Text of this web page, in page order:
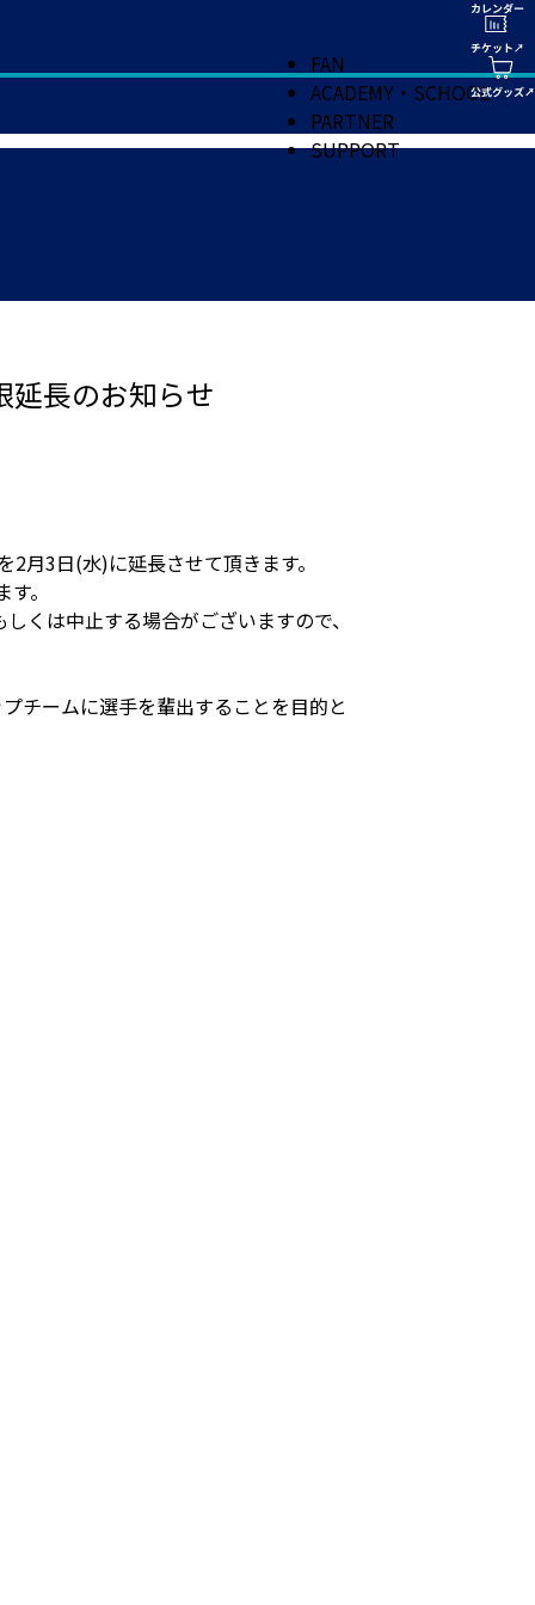
FAN
ACADEMY・SCHOOL
PARTNER
SUPPORT
延長のお知らせ
月3日(水)に延長させて頂きます。
。
くは中止する場合がございますので、
チームに選手を輩出することを目的と